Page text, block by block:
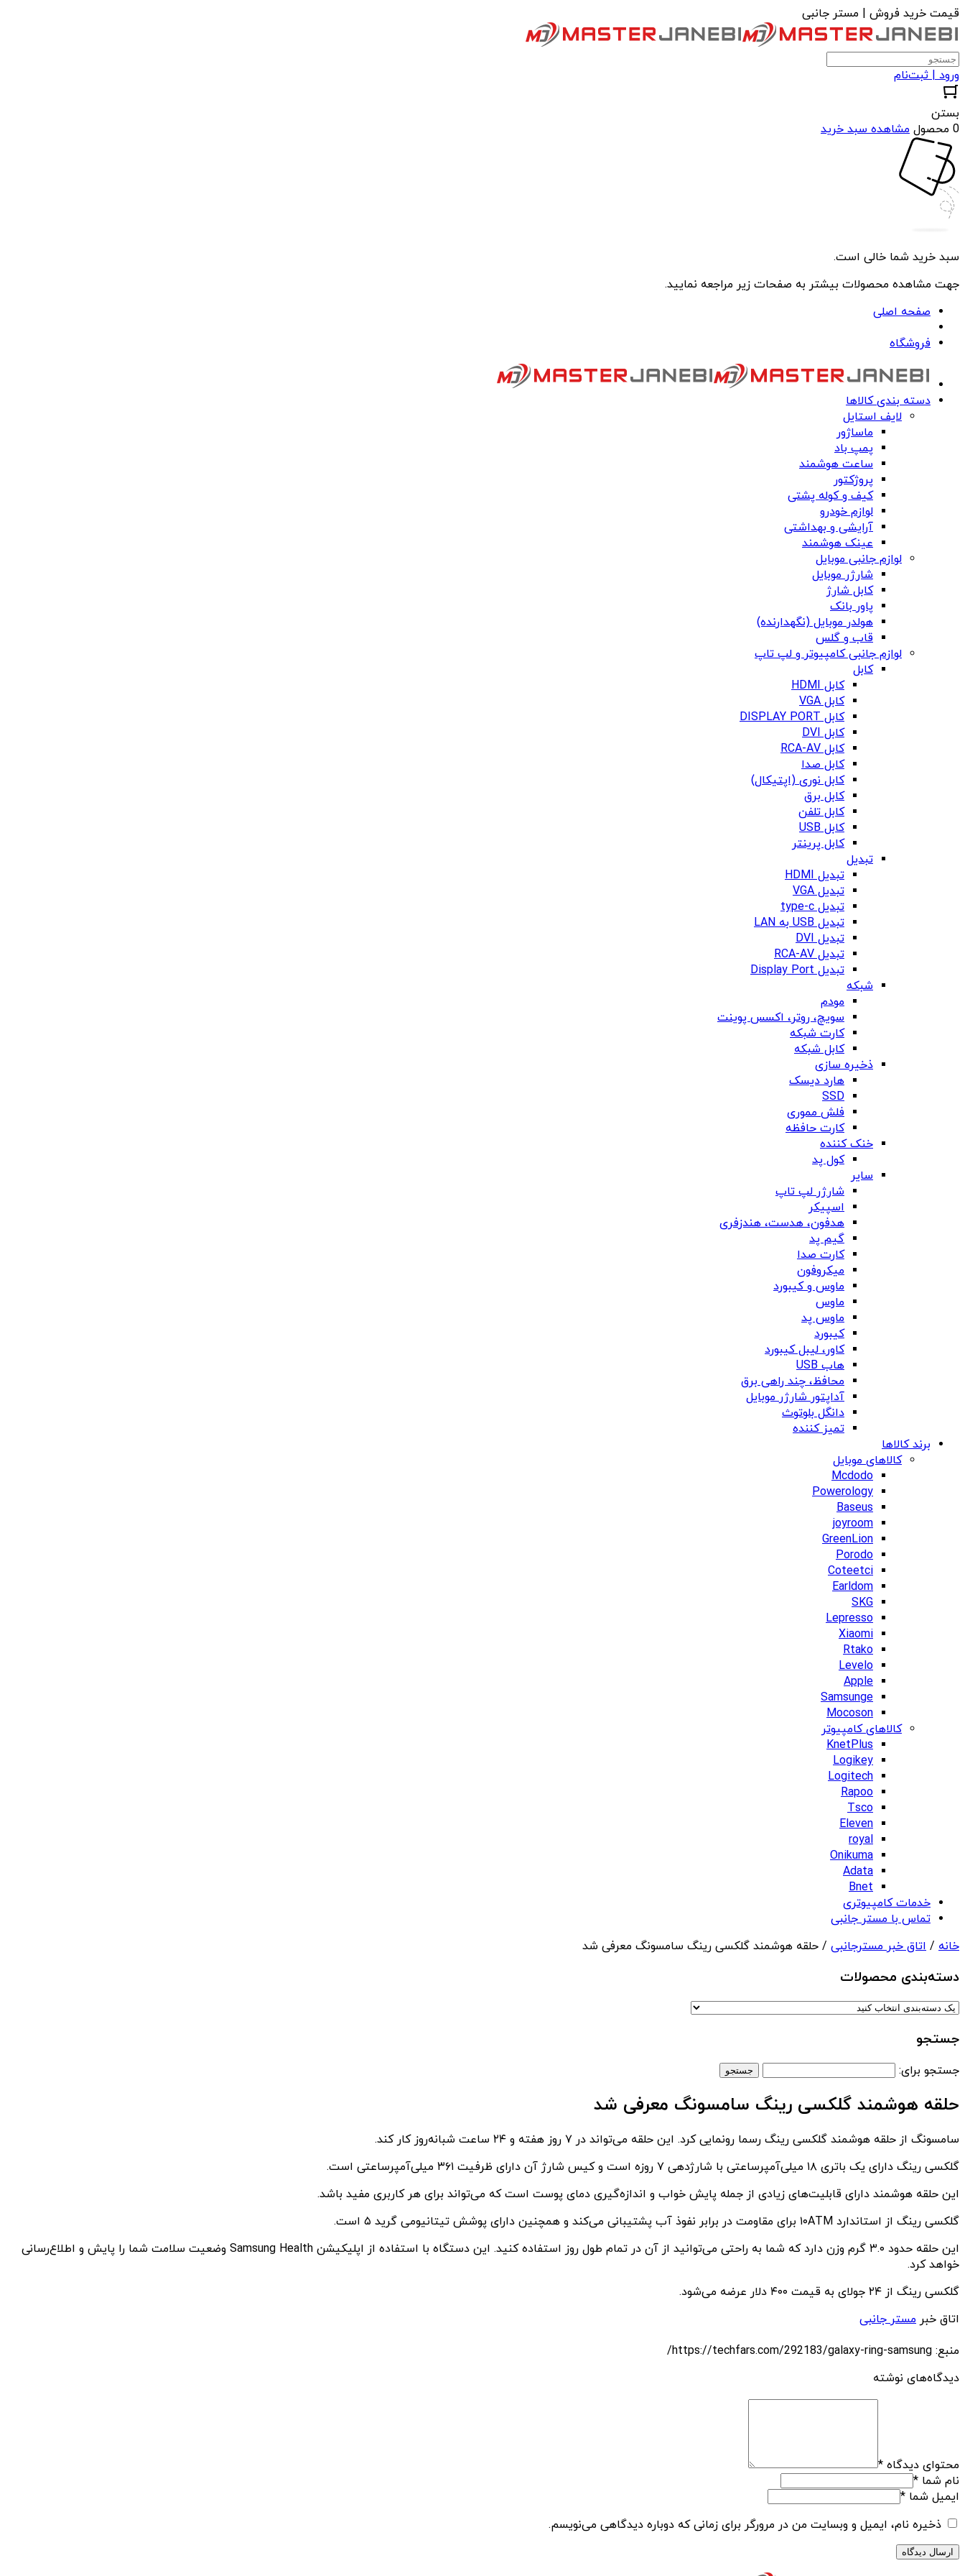
قیمت خرید فروش | مستر جانبی
ورود | ثبت‌نام
بستن
0 محصول
مشاهده سبد خرید
سبد خرید شما خالی است.
جهت مشاهده محصولات بیشتر به صفحات زیر مراجعه نمایید.
صفحه اصلی
فروشگاه
دسته بندی کالاها
لایف استایل
ماساژور
پمپ باد
ساعت هوشمند
پروژکتور
کیف و کوله پشتی
لوازم خودرو
آرایشی و بهداشتی
عینک هوشمند
لوازم جانبی موبایل
شارژر موبایل
کابل شارژ
پاور بانک
هولدر موبایل (نگهدارنده)
قاب و گلس
لوازم جانبی کامپیوتر و لپ تاپ
کابل
کابل HDMI
کابل VGA
کابل DISPLAY PORT
کابل DVI
کابل RCA-AV
کابل صدا
کابل نوری (اپتیکال)
کابل برق
کابل تلفن
کابل USB
کابل پرینتر
تبدیل
تبدیل HDMI
تبدیل VGA
تبدیل type-c
تبدیل USB به LAN
تبدیل DVI
تبدیل RCA-AV
تبدیل Display Port
شبکه
مودم
سویچ، روتر، اکسس پوینت
کارت شبکه
کابل شبکه
ذخیره سازی
هارد دیسک
SSD
فلش مموری
کارت حافظه
خنک کننده
کول پد
سایر
شارژر لپ تاپ
اسپیکر
هدفون، هدست، هندزفری
گیم پد
کارت صدا
میکروفون
ماوس و کیبورد
ماوس
ماوس پد
کیبورد
کاور، لیبل کیبورد
هاب USB
محافظ، چند راهی برق
آداپتور شارژر موبایل
دانگل بلوتوث
تمیز کننده
برند کالاها
کالاهای موبایل
Mcdodo
Powerology
Baseus
joyroom
GreenLion
Porodo
Coteetci
Earldom
SKG
Lepresso
Xiaomi
Rtako
Levelo
Apple
Samsunge
Mocoson
کالاهای کامپیوتر
KnetPlus
Logikey
Logitech
Rapoo
Tsco
Eleven
royal
Onikuma
Adata
Bnet
خدمات کامپیوتری
تماس با مستر جانبی
خانه / اتاق خبر مسترجانبی / حلقه هوشمند گلکسی رینگ سامسونگ معرفی شد
دسته‌بندی‌ محصولات
جستجو
جستجو برای:
حلقه هوشمند گلکسی رینگ سامسونگ معرفی شد
سامسونگ از حلقه هوشمند گلکسی رینگ رسما رونمایی کرد. این حلقه می‌تواند در ۷ روز هفته و ۲۴ ساعت شبانه‌روز کار کند.
گلکسی رینگ دارای یک باتری ۱۸ میلی‌آمپرساعتی با شارژدهی ۷ روزه است و کیس شارژ آن دارای ظرفیت ۳۶۱ میلی‌آمپرساعتی است.
این حلقه هوشمند دارای قابلیت‌های زیادی از جمله پایش خواب و اندازه‌گیری دمای پوست است که می‌تواند برای هر کاربری مفید باشد.
گلکسی رینگ از استاندارد ۱۰ATM برای مقاومت در برابر نفوذ آب پشتیبانی می‌کند و همچنین دارای پوشش تیتانیومی گرید ۵ است.
این حلقه حدود ۳.۰ گرم وزن دارد که شما به راحتی می‌توانید از آن در تمام طول روز استفاده کنید. این دستگاه با استفاده از اپلیکیشن Samsung Health وضعیت سلامت شما را پایش و اطلاع‌رسانی
خواهد کرد.
گلکسی رینگ از ۲۴ جولای به قیمت ۴۰۰ دلار عرضه می‌شود.
اتاق خبر مستر جانبی
منبع: https://techfars.com/292183/galaxy-ring-samsung/
دیدگاه‌های نوشته
محتوای دیدگاه *
نام شما *
ایمیل شما *
ذخیره نام، ایمیل و وبسایت من در مرورگر برای زمانی که دوباره دیدگاهی می‌نویسم.